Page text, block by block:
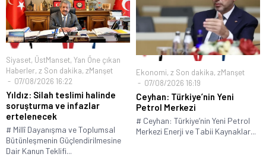
Siyaset, ÜstManset, Yan Öne çıkan
Haberler, z Son dakika, zManşet
07/08/2026 16:22
Yıldız: Silah teslimi halinde
soruşturma ve infazlar
ertelenecek
# Millî Dayanışma ve Toplumsal
Bütünleşmenin Güçlendirilmesine
Dair Kanun Teklifi...
Ekonomi, z Son dakika, zManşet
07/08/2026 16:19
Ceyhan: Türkiye’nin Yeni
Petrol Merkezi
# Ceyhan: Türkiye’nin Yeni Petrol
Merkezi Enerji ve Tabii Kaynaklar...